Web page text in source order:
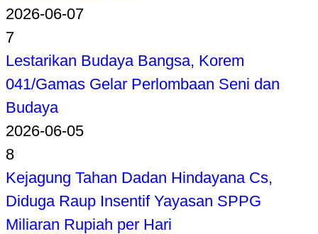
2026-06-07
7
Lestarikan Budaya Bangsa, Korem
041/Gamas Gelar Perlombaan Seni dan
Budaya
2026-06-05
8
Kejagung Tahan Dadan Hindayana Cs,
Diduga Raup Insentif Yayasan SPPG
Miliaran Rupiah per Hari